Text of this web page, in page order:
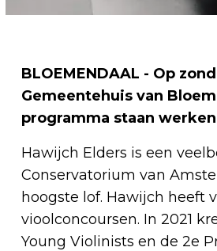
BLOEMENDAAL - Op
Gemeentehuis van
programma staan
Hawijch Elders is een
Conservatorium van
hoogste lof. Hawijch heeft
vioolconcoursen. In 2021
Young Violinists en de 2e